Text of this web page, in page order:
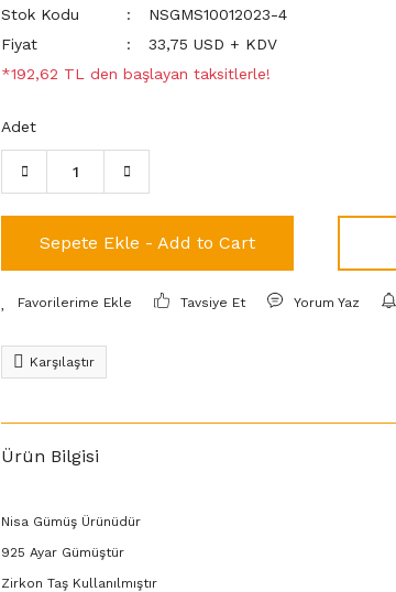
Stok Kodu
NSGMS10012023-4
Fiyat
33,75 USD + KDV
*192,62 TL den başlayan taksitlerle!
Adet
Sepete Ekle - Add to Cart
Tavsiye Et Yorum Yaz
Karşılaştır
Ürün Bilgisi
Nisa Gümüş Ürünüdür
925 Ayar Gümüştür
Zirkon Taş Kullanılmıştır